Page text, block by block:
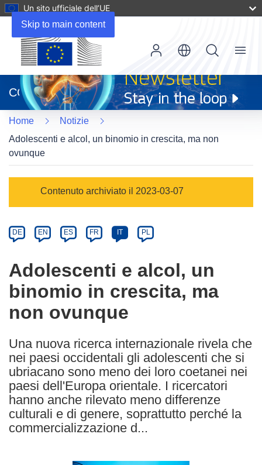
Skip to main content
Un sito ufficiale dell’UE
apre
in
una
nuova
finestra)
CORDIS
Menu
Home
Notizie
Adolescenti e alcol, un binomio in crescita, ma non
ovunque
Category
Contenuto archiviato il 2023-03-07
Article
available
the
following
languages:
DE EN ES FR IT PL
Adolescenti e alcol, un
binomio in crescita, ma
non ovunque
Una nuova ricerca internazionale rivela che
nei paesi occidentali gli adolescenti che si
ubriacano sono meno dei loro coetanei nei
paesi dell'Europa orientale. I ricercatori
hanno anche rilevato meno differenze
culturali e di genere, soprattutto perché la
commercializzazione d...